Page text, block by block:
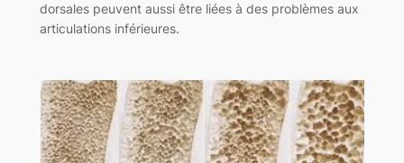
dorsales peuvent aussi être liées à des problèmes aux
articulations inférieures.